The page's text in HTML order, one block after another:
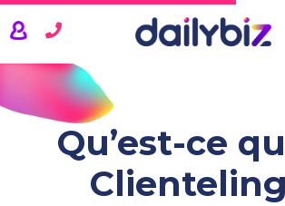
NOS SOLUTIONS
Gestion de projets
TARIFS
Qu’est-ce